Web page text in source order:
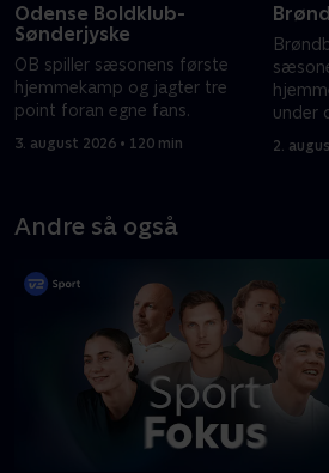
Odense Boldklub-
Sønderjyske
OB spiller sæsonens første
hjemmekamp og jagter tre
point foran egne fans.
3. august 2026 • 120 min
under
2.
Andre så også